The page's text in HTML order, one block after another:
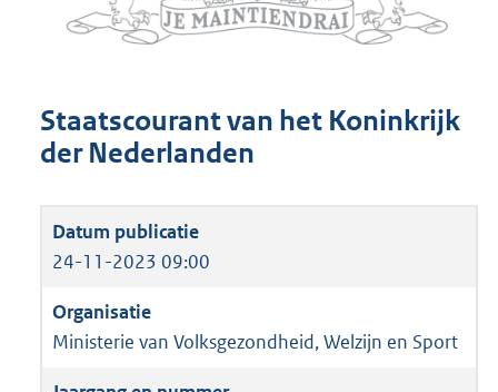
Staatscourant van het Koninkrijk
der Nederlanden
24-11-2023 09:00
Ministerie van Volksgezondheid, Welzijn en Sport